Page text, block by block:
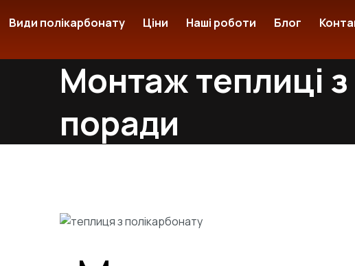
Види полікарбонату Ціни Наші роботи Блог
Монтаж теплиці з
поради